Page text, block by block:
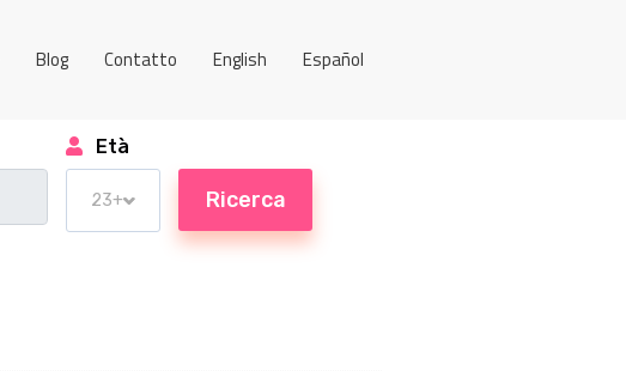
Blog Contatto English Español
Età